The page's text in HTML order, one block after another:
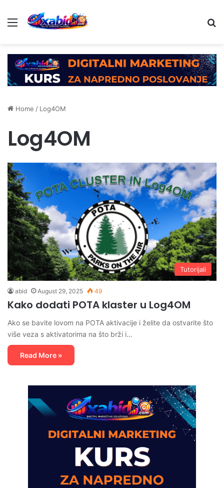
Menu
Home / Log4OM
Log4OM
Tutorijali
abid August 29, 2025 49
Kako dodati POTA klaster u Log4OM
Ako se bavite lovom na POTA aktivacije i želite da ostvarite što
više veza s aktivatorima na što brži i…
Read More »